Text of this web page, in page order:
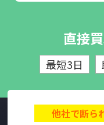
直接
最短3日
他社で断ら